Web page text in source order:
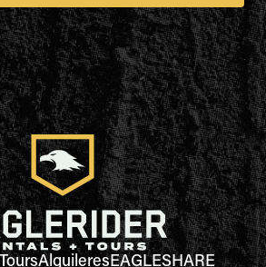
ToursAlquileresEAGLESHARE